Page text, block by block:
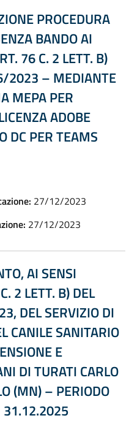
PROCEDURA
BANDO AI
76 C. 2 LETT. B)
2023 – MEDIANTE
MEPA PER
ADOBE
DC PER TEAMS
27/12/2023
27/12/2023
AI SENSI
2 LETT. B) DEL
DEL SERVIZIO DI
CANILE SANITARIO
E
DI TURATI CARLO
(MN) – PERIODO